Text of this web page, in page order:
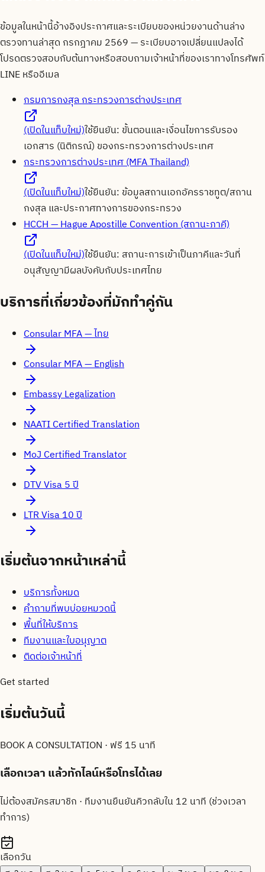
ข้อมูลในหน้านี้อ้างอิงประกาศและระเบียบของหน่วยงานด้านล่าง
ตรวจทานล่าสุด กรกฎาคม 2569— ระเบียบอาจเปลี่ยนแปลงได้
โปรดตรวจสอบกับต้นทางหรือสอบถามเจ้าหน้าที่ของเราทางโทรศัพท์
LINE หรืออีเมล
กรมการกงสุล กระทรวงการต่างประเทศ
(เปิดในแท็บใหม่)ใช้ยืนยัน: ขั้นตอนและเงื่อนไขการรับรอง
เอกสาร (นิติกรณ์) ของกระทรวงการต่างประเทศ
กระทรวงการต่างประเทศ (MFA Thailand)
(เปิดในแท็บใหม่)ใช้ยืนยัน: ข้อมูลสถานเอกอัครราชทูต/สถาน
กงสุล และประกาศทางการของกระทรวง
HCCH — Hague Apostille Convention (สถานะภาคี)
(เปิดในแท็บใหม่)ใช้ยืนยัน: สถานะการเข้าเป็นภาคีและวันที่
อนุสัญญามีผลบังคับกับประเทศไทย
บริการที่เกี่ยวข้องที่มักทำคู่กัน
Consular MFA — ไทย
Consular MFA — English
Embassy Legalization
NAATI Certified Translation
MoJ Certified Translator
DTV Visa 5 ปี
LTR Visa 10 ปี
เริ่มต้นจากหน้าเหล่านี้
บริการทั้งหมด
คำถามที่พบบ่อยหมวดนี้
พื้นที่ให้บริการ
ทีมงานและใบอนุญาต
ติดต่อเจ้าหน้าที่
Get started
เริ่มต้นวันนี้
BOOK A CONSULTATION · ฟรี 15 นาที
เลือกเวลา แล้วทักไลน์หรือโทรได้เลย
ไม่ต้องสมัครสมาชิก · ทีมงานยืนยันคิวกลับใน 12 นาที (ช่วงเวลา
ทำการ)
เลือกวัน